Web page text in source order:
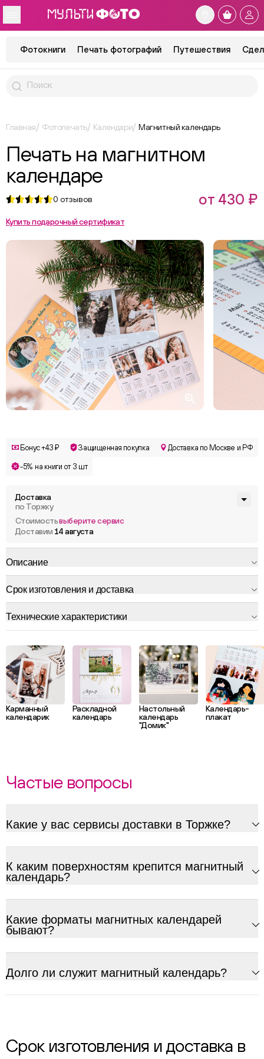
Фотокниги Печать фотографий Путешествия
Главная Фотопечать Календари Магнитный календарь
Печать на магнитном
календаре
0 отзывов от 430 ₽
Купить подарочный сертификат
Бонус +43 ₽ Защищенная покупка Доставка по Москве и РФ
-5% на книги от 3 шт
Доставка
по Торжку
Стоимостьвыберите сервис
Доставим 14 августа
Описание
Срок изготовления и доставка
Технические характеристики
Карманный
календарик
Раскладной
календарь
Настольный
календарь
"Домик"
Календарь-
плакат
Частые вопросы
Какие у вас сервисы доставки в Торжке?
К каким поверхностям крепится магнитный
календарь?
Какие форматы магнитных календарей
бывают?
Долго ли служит магнитный календарь?
Срок изготовления и доставка в